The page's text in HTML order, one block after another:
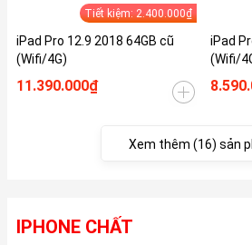
Tiết kiệm: 2.400.000₫
iPad Pro 12.9 2018 64GB cũ
(Wifi/4G)
11.390.000₫
iPad
(Wifi/
Xem thêm (16) sản
IPHONE CHẤT